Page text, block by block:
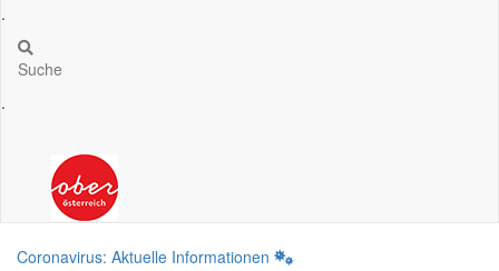
.
Suche
.
Coronavirus: Aktuelle Informationen